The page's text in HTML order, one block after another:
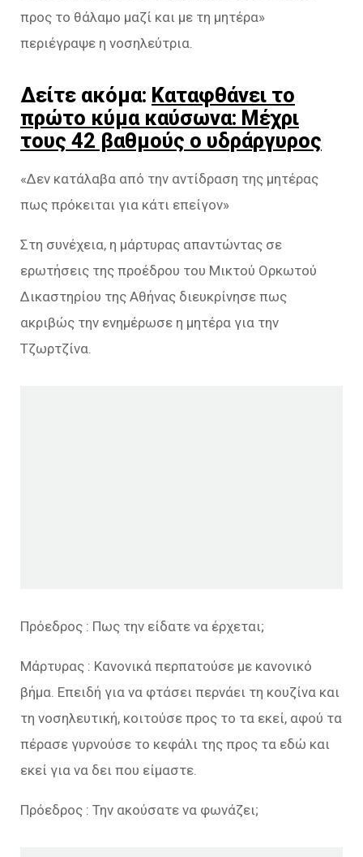
προς το θάλαμο μαζί και με τη μητέρα»
περιέγραψε η νοσηλεύτρια.
Δείτε ακόμα: Καταφθάνει το
πρώτο κύμα καύσωνα: Μέχρι
τους 42 βαθμούς ο υδράργυρος
«Δεν κατάλαβα από την αντίδραση της μητέρας
πως πρόκειται για κάτι επείγον»
Στη συνέχεια, η μάρτυρας απαντώντας σε
ερωτήσεις της προέδρου του Μικτού Ορκωτού
Δικαστηρίου της Αθήνας διευκρίνησε πως
ακριβώς την ενημέρωσε η μητέρα για την
Τζωρτζίνα.
Πρόεδρος : Πως την είδατε να έρχεται;
Μάρτυρας : Κανονικά περπατούσε με κανονικό
βήμα. Επειδή για να φτάσει περνάει τη κουζίνα και
τη νοσηλευτική, κοιτούσε προς το τα εκεί, αφού τα
πέρασε γυρνούσε το κεφάλι της προς τα εδώ και
εκεί για να δει που είμαστε.
Πρόεδρος : Την ακούσατε να φωνάζει;